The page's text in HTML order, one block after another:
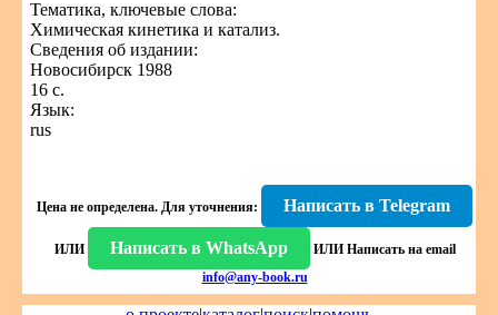
Тематика, ключевые слова:
Химическая кинетика и катализ.
Сведения об издании:
Новосибирск 1988
16 с.
Язык:
rus
Цена не определена. Для уточнения: Написать в Telegram
ИЛИ Написать в WhatsApp ИЛИ Написать на email
info@any-book.ru